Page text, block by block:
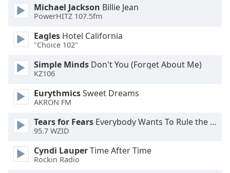
window.
Escape
cancel
close
Color
Opacity
Michael Jackson Billie Jean
PowerHITZ 107.5fm
Eagles Hotel California
"Choice 102"
Simple Minds Don't You (Forget About Me)
KZ106
EurythmicsSweet Dreams
AKRON FM
Tears for Fears Everybody Wants To Rule the World
95.7 WZID
Cyndi LauperTime After Time
Rockin Radio